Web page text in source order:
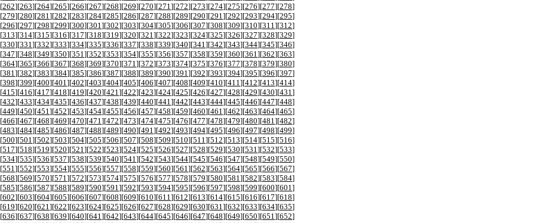
[262][263][264][265][266][267][268][269][270][271][272][273][274][275][276][277][278]
[279][280][281][282][283][284][285][286][287][288][289][290][291][292][293][294][295]
[296][297][298][299][300][301][302][303][304][305][306][307][308][309][310][311][312]
[313][314][315][316][317][318][319][320][321][322][323][324][325][326][327][328][329]
[330][331][332][333][334][335][336][337][338][339][340][341][342][343][344][345][346]
[347][348][349][350][351][352][353][354][355][356][357][358][359][360][361][362][363]
[364][365][366][367][368][369][370][371][372][373][374][375][376][377][378][379][380]
[381][382][383][384][385][386][387][388][389][390][391][392][393][394][395][396][397]
[398][399][400][401][402][403][404][405][406][407][408][409][410][411][412][413][414]
[415][416][417][418][419][420][421][422][423][424][425][426][427][428][429][430][431]
[432][433][434][435][436][437][438][439][440][441][442][443][444][445][446][447][448]
[449][450][451][452][453][454][455][456][457][458][459][460][461][462][463][464][465]
[466][467][468][469][470][471][472][473][474][475][476][477][478][479][480][481][482]
[483][484][485][486][487][488][489][490][491][492][493][494][495][496][497][498][499]
[500][501][502][503][504][505][506][507][508][509][510][511][512][513][514][515][516]
[517][518][519][520][521][522][523][524][525][526][527][528][529][530][531][532][533]
[534][535][536][537][538][539][540][541][542][543][544][545][546][547][548][549][550]
[551][552][553][554][555][556][557][558][559][560][561][562][563][564][565][566][567]
[568][569][570][571][572][573][574][575][576][577][578][579][580][581][582][583][584]
[585][586][587][588][589][590][591][592][593][594][595][596][597][598][599][600][601]
[602][603][604][605][606][607][608][609][610][611][612][613][614][615][616][617][618]
[619][620][621][622][623][624][625][626][627][628][629][630][631][632][633][634][635]
[636][637][638][639][640][641][642][643][644][645][646][647][648][649][650][651][652]